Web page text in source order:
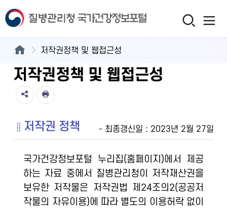
저작권정책 및 웹접근성
저작권정책 및 웹접근성
- 최종갱신일 : 2023년 2월 27일
저작권 정책
국가건강정보포털 누리집(홈페이지)에서 제공
하는 자료 중에서 질병관리청이 저작재산권을
보유한 저작물은 저작권법 제24조의2(공공저
작물의 자유이용)에 따라 별도의 이용허락 없이